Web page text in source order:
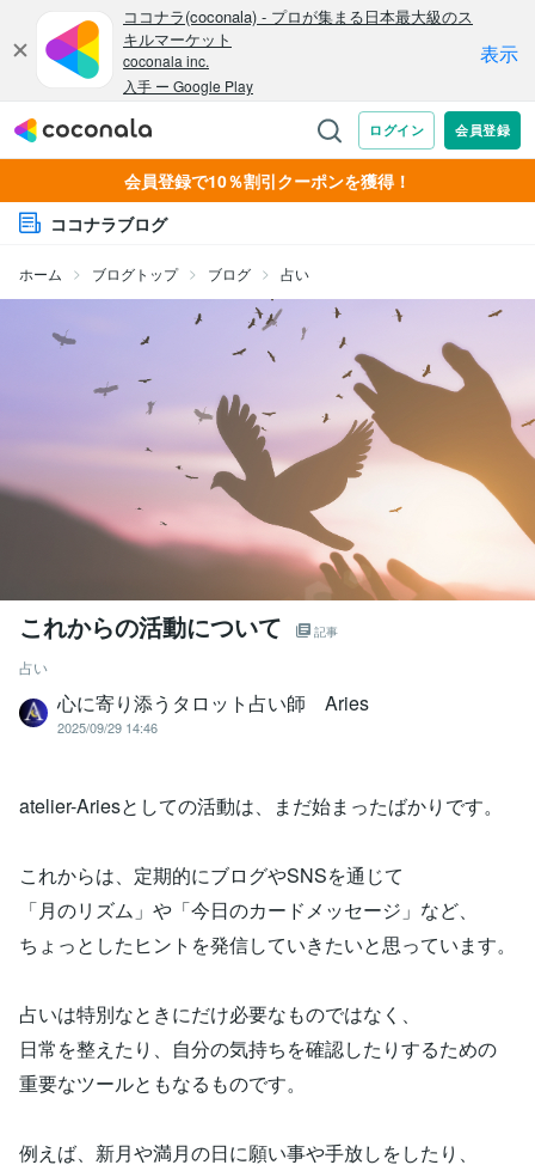
会員登録で10％割引クーポンを獲得！
ココナラブログ
ホーム ブログトップ ブログ 占い
これからの活動について 記事
占い
心に寄り添うタロット占い師 Aries
2025/09/29 14:46
atelier-Ariesとしての活動は、まだ始まったばかりです。
これからは、定期的にブログやSNSを通じて
「月のリズム」や「今日のカードメッセージ」など、
ちょっとしたヒントを発信していきたいと思っています。
占いは特別なときにだけ必要なものではなく、
日常を整えたり、自分の気持ちを確認したりするための
重要なツールともなるものです。
例えば、新月や満月の日に願い事や手放しをしたり、